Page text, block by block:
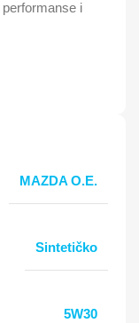
i
MAZDA O.E.
Sintetičko
5W30